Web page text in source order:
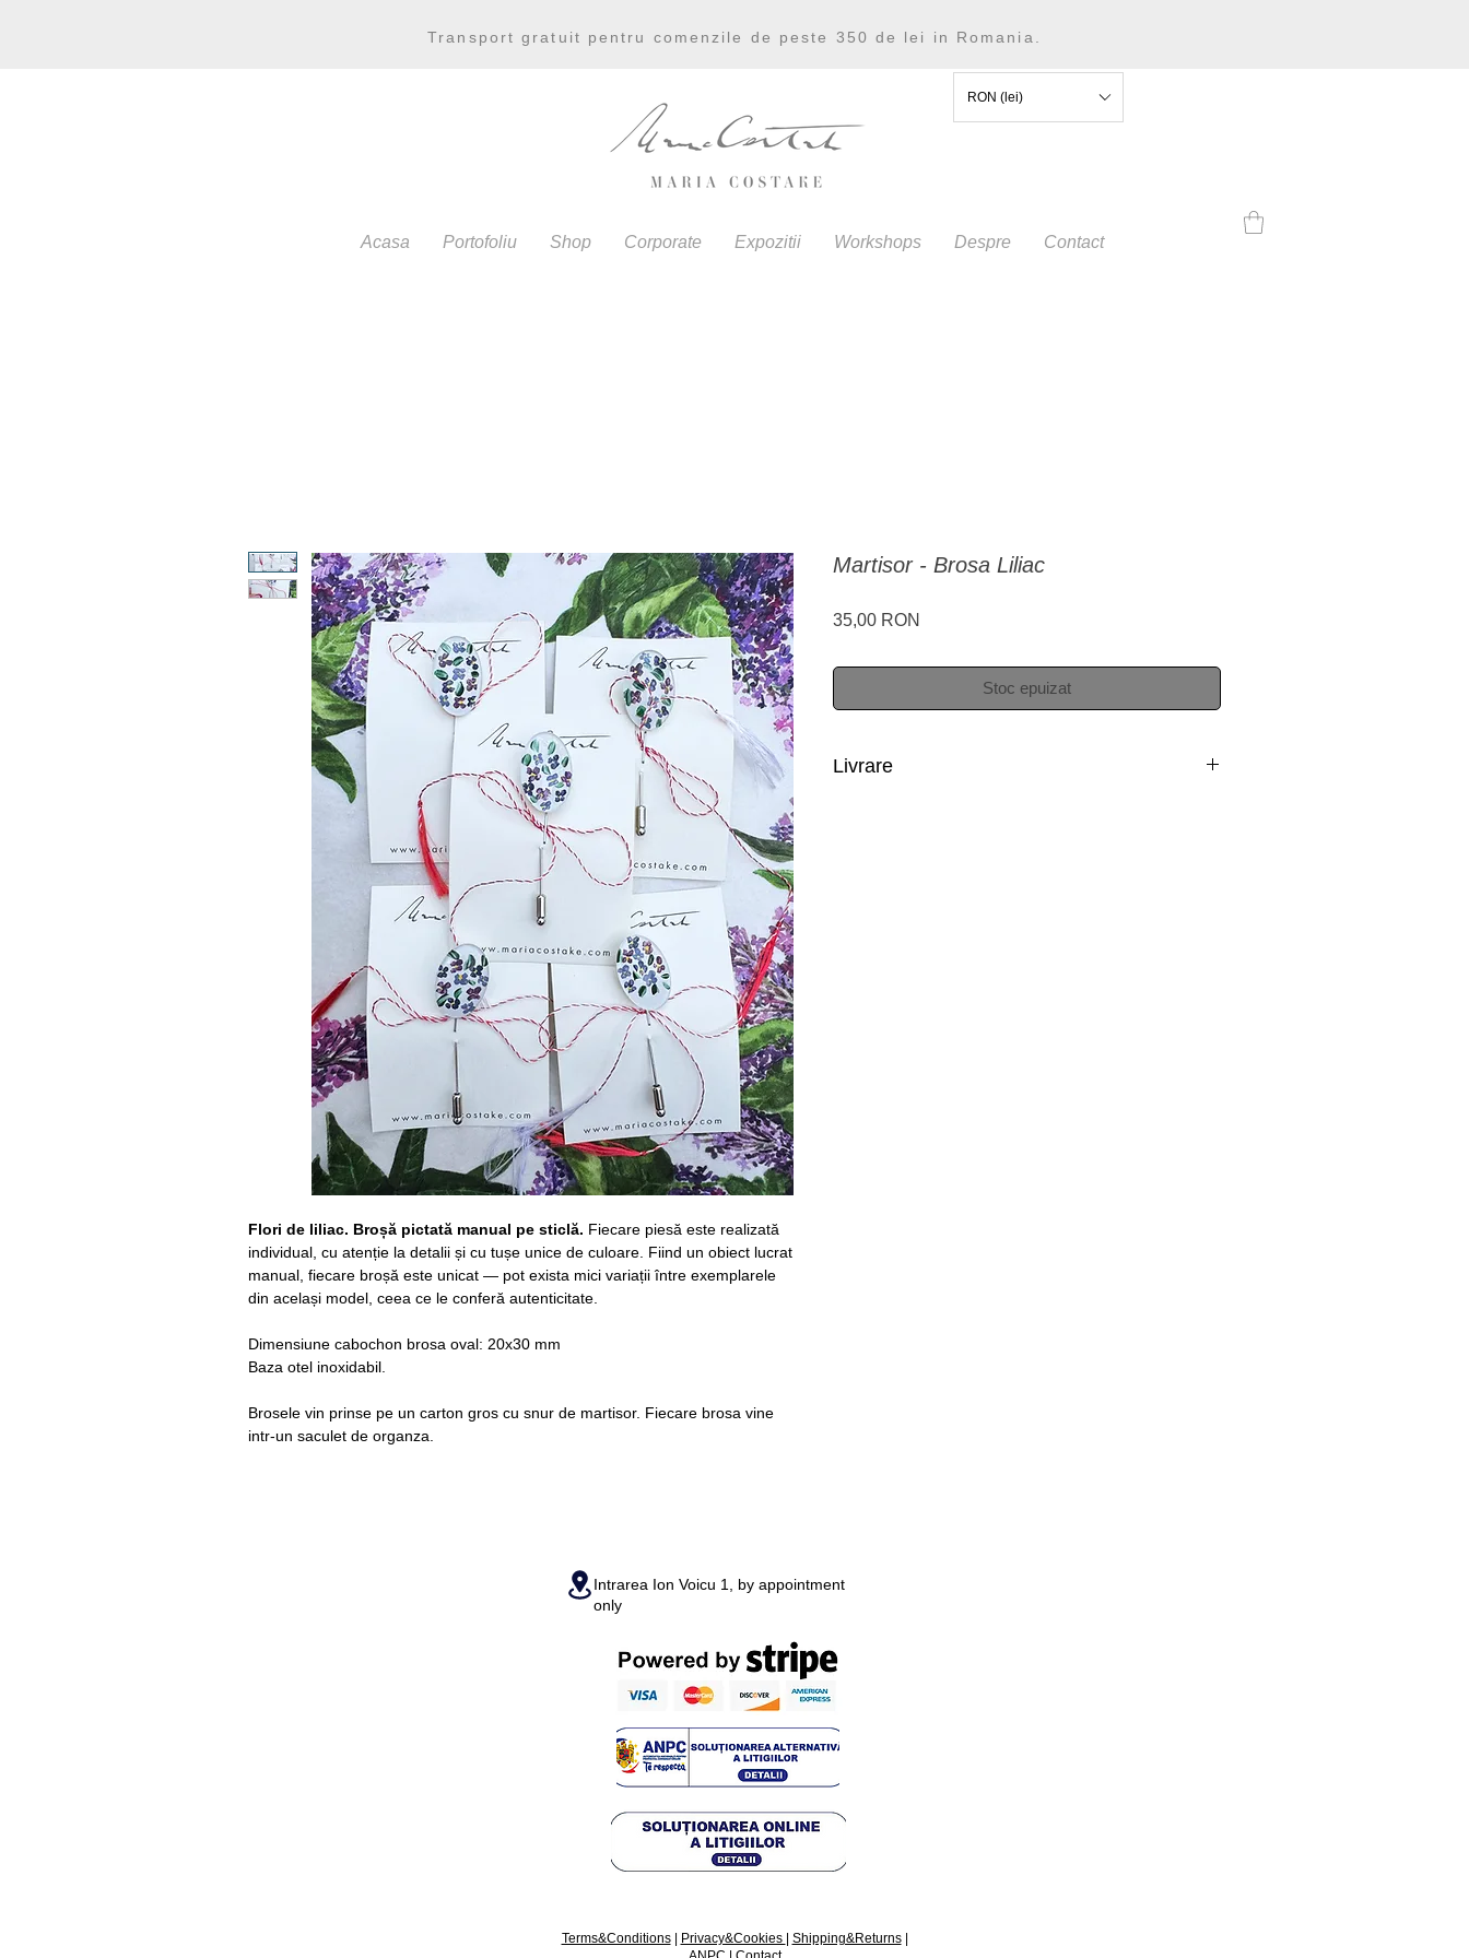
Transport gratuit pentru comenzile de peste 350 de lei in Romania.
RON (lei)
Acasa Portofoliu Shop Corporate Expozitii Workshops Despre Contact
Flori de liliac. Broșă pictată manual pe sticlă. Fiecare piesă este realizată
individual, cu atenție la detalii și cu tușe unice de culoare. Fiind un obiect lucrat
manual, fiecare broșă este unicat — pot exista mici variații între exemplarele
din același model, ceea ce le conferă autenticitate.
Dimensiune cabochon brosa oval: 20x30 mm
Baza otel inoxidabil.
Brosele vin prinse pe un carton gros cu snur de martisor. Fiecare brosa vine
intr-un saculet de organza.
Martisor - Brosa Liliac
35,00 RON
Stoc epuizat
Livrare
Intrarea Ion Voicu 1, by appointment
only
Terms&Conditions| Privacy&Cookies Shipping&Returns|